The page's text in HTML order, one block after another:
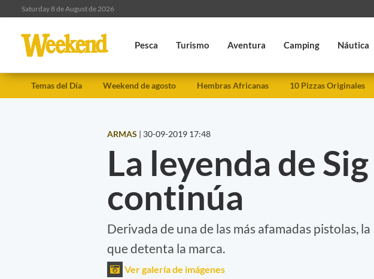
Saturday 8 de August de 2026
Pesca Turismo Aventura Camping Náutica
Temas del Día Weekend de agosto Hembras Africanas 10 Pizzas Originales
ARMAS | 30-09-2019 17:48
La leyenda de
continúa
Derivada de una de las más afamadas pistolas,
que detenta la marca.
Ver galería de imágenes